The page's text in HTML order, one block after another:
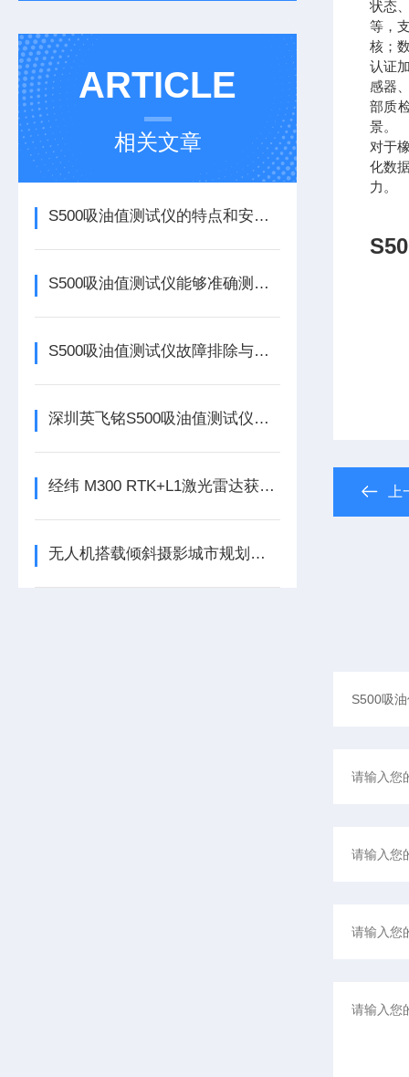
ARTICLE
相关文章
S500吸油值测试仪的特点和安装注意事项
S500吸油值测试仪能够准确测量样品的吸油值
S500吸油值测试仪故障排除与维护指南
深圳英飞铭S500吸油值测试仪介绍
经纬 M300 RTK+L1激光雷达获取等高线数据
无人机搭载倾斜摄影城市规划应用案例
状态
等，
核；
认证
感器
部质
景。
对于
化数
力。